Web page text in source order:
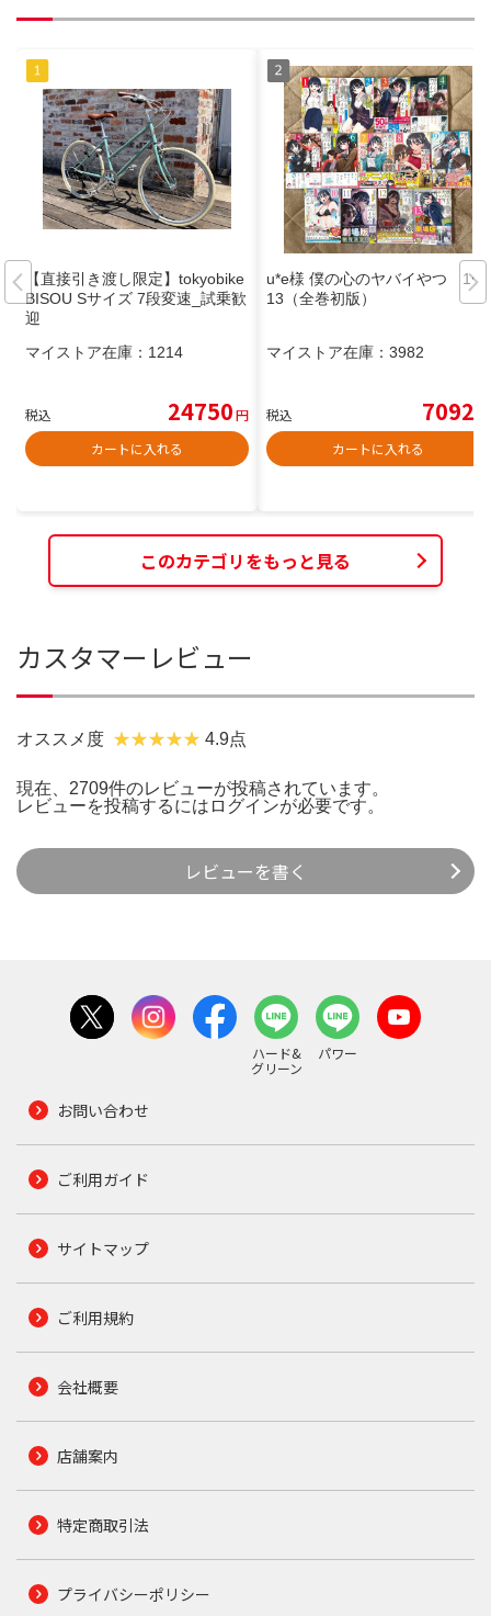
【直接引き渡し限定】tokyobike
BISOU Sサイズ 7段変速_試乗歓
迎
マイストア在庫： 1214
税込 24750円
カートに入れる
u*e様 僕の心のヤバイやつ 1〜
13（全巻初版）
マイストア在庫： 3982
税込 7092
カートに入れる
このカテゴリをもっと見る
カスタマーレビュー
オススメ度 4.9点
現在、2709件のレビューが投稿されています。
レビューを投稿するには ログインが必要です。
レビューを書く
ハード&
グリーン
パワー
お問い合わせ
ご利用ガイド
サイトマップ
ご利用規約
会社概要
店舗案内
特定商取引法
プライバシーポリシー